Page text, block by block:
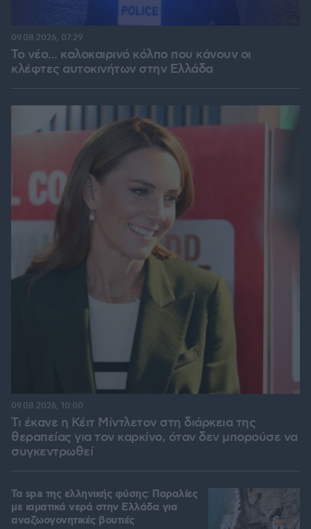
Το νέο... καλοκαιρινό κόλπο που κάνουν οι
κλέφτες αυτοκινήτων στην Ελλάδα
09.08.2026, 07:29
Τι έκανε η Κέιτ Μίντλετον στη διάρκεια της
θεραπείας για τον καρκίνο, όταν δεν μπορούσε να
συγκεντρωθεί
09.08.2026, 10:00
Τα spa της ελληνικής φύσης: Παραλίες
με ιαματικά νερά στην Ελλάδα για
αναζωογονητικές βουτιές